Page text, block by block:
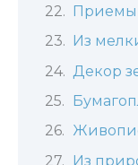
Приемы
Из
Декор
Из